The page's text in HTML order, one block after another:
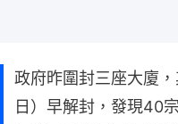
政府昨圍封三座大廈
日）早解封，發現40